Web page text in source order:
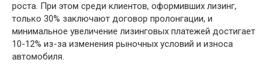
роста. При этом среди клиентов, оформивших лизинг,
только 30% заключают договор пролонгации, и
минимальное увеличение лизинговых платежей достигает
10-12% из-за изменения рыночных условий и износа
автомобиля.